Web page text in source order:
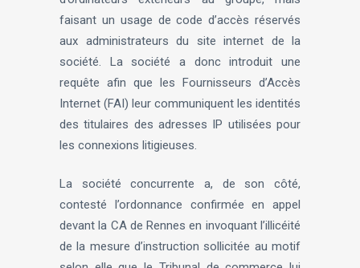
faisant un usage de code d’accès réservés
aux administrateurs du site internet de la
société. La société a donc introduit une
requête afin que les Fournisseurs d’Accès
Internet (FAI) leur communiquent les identités
des titulaires des adresses IP utilisées pour
les connexions litigieuses.
La société concurrente a, de son côté,
contesté l’ordonnance confirmée en appel
devant la CA de Rennes en invoquant l’illicéité
de la mesure d’instruction sollicitée au motif